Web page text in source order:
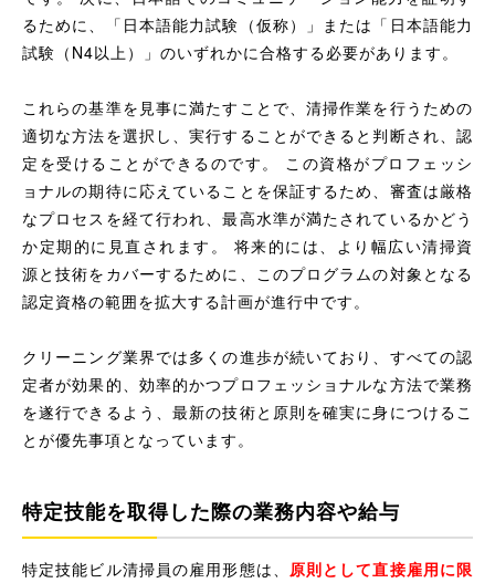
るために、「日本語能力試験（仮称）」または「日本語能力
試験（N4以上）」のいずれかに合格する必要があります。
これらの基準を見事に満たすことで、清掃作業を行うための
適切な方法を選択し、実行することができると判断され、認
定を受けることができるのです。 この資格がプロフェッシ
ョナルの期待に応えていることを保証するため、審査は厳格
なプロセスを経て行われ、最高水準が満たされているかどう
か定期的に見直されます。 将来的には、より幅広い清掃資
源と技術をカバーするために、このプログラムの対象となる
認定資格の範囲を拡大する計画が進行中です。
クリーニング業界では多くの進歩が続いており、すべての認
定者が効果的、効率的かつプロフェッショナルな方法で業務
を遂行できるよう、最新の技術と原則を確実に身につけるこ
とが優先事項となっています。
特定技能を取得した際の業務内容や給与
特定技能ビル清掃員の雇用形態は、 原則として直接雇用に限